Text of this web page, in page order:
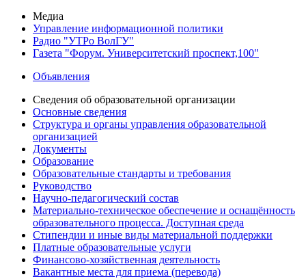
Медиа
Управление информационной политики
Радио "УТРо ВолГУ"
Газета "Форум. Университетский проспект,100"
Объявления
Сведения об образовательной организации
Основные сведения
Структура и органы управления образовательной
организацией
Документы
Образование
Образовательные стандарты и требования
Руководство
Научно-педагогический состав
Материально-техническое обеспечение и оснащённость
образовательного процесса. Доступная среда
Стипендии и иные виды материальной поддержки
Платные образовательные услуги
Финансово-хозяйственная деятельность
Вакантные места для приема (перевода)